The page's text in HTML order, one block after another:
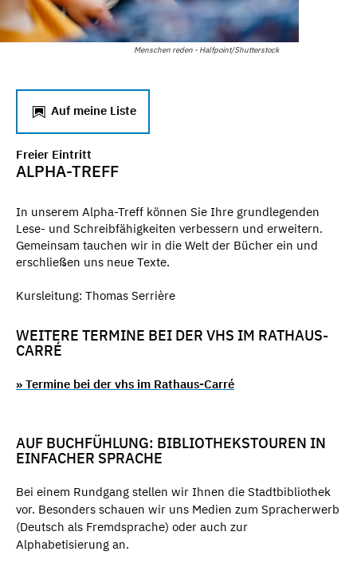
Menschen reden - Halfpoint/Shutterstock
Auf meine Liste
Freier Eintritt
ALPHA-TREFF
In unserem Alpha-Treff können Sie Ihre grundlegenden
Lese- und Schreibfähigkeiten verbessern und erweitern.
Gemeinsam tauchen wir in die Welt der Bücher ein und
erschließen uns neue Texte.
Kursleitung: Thomas Serrière
WEITERE TERMINE BEI DER VHS IM RATHAUS-
CARRÉ
» Termine bei der vhs im Rathaus-Carré
AUF BUCHFÜHLUNG: BIBLIOTHEKSTOUREN IN
EINFACHER SPRACHE
Bei einem Rundgang stellen wir Ihnen die Stadtbibliothek
vor. Besonders schauen wir uns Medien zum Spracherwerb
(Deutsch als Fremdsprache) oder auch zur
Alphabetisierung an.